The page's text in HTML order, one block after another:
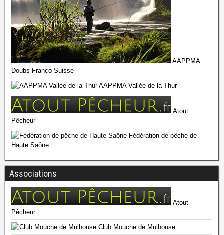
AAPPMA
Doubs Franco-Suisse
AAPPMA Vallée de la Thur
Atout
Pêcheur
Fédération de pêche de
Haute Saône
Associations
Atout
Pêcheur
Club Mouche de Mulhouse